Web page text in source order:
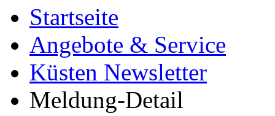
Startseite
Angebote & Service
Küsten Newsletter
Meldung-Detail